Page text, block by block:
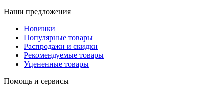
Наши предложения
Новинки
Популярные товары
Распродажи и скидки
Рекомендуемые товары
Уцененные товары
Помощь и сервисы